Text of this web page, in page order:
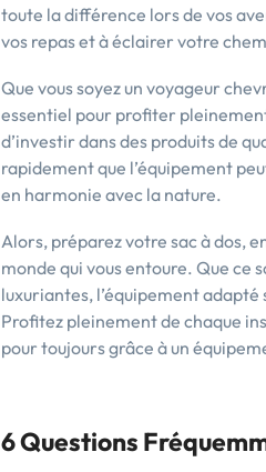
toute la différence lors de vos
vos repas et à éclairer votre
Que vous soyez un voyageur
essentiel pour profiter
d’investir dans des produits de
rapidement que l’équipement
en harmonie avec la nature.
Alors, préparez votre sac à dos,
monde qui vous entoure. Que ce
luxuriantes, l’équipement
Profitez pleinement de chaque
pour toujours grâce à un
6 Questions